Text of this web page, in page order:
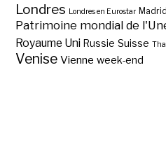
Londres Londres en Eurostar Madrid
Patrimoine mondial de
Royaume Uni Russie Suisse
Venise Vienne week-end